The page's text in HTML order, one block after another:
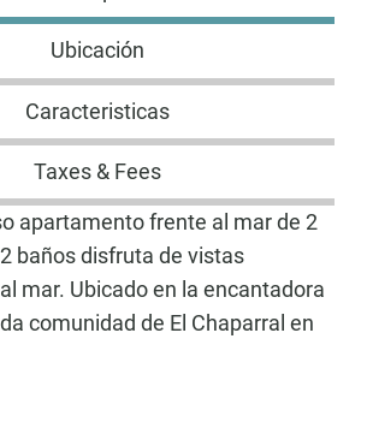
Ubicación
Caracteristicas
Taxes & Fees
apartamento frente al mar de 2
baños disfruta de vistas
mar. Ubicado en la encantadora
comunidad de El Chaparral en